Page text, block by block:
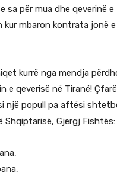
sa për mua dhe
kur mbaron kontrata jonë
kurrë nga mendja
e qeverisë në Tiranë!
një popull pa aftësi
Gjergj Fishtës: